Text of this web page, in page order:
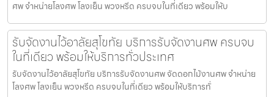
ศพ จำหน่ายโลงศพ โลงเย็น พวงหรีด ครบจบในที่เดียว พร้อมให้บ
รับจัดงานไว้อาลัยสุโขทัย บริการรับจัดงานศพ ครบจบ
ในที่เดียว พร้อมให้บริการทั่วประเทศ
รับจัดงานไว้อาลัยสุโขทัย บริการรับจัดงานศพ จัดดอกไม้งานศพ จำหน่าย
โลงศพ โลงเย็น พวงหรีด ครบจบในที่เดียว พร้อมให้บริการทั่